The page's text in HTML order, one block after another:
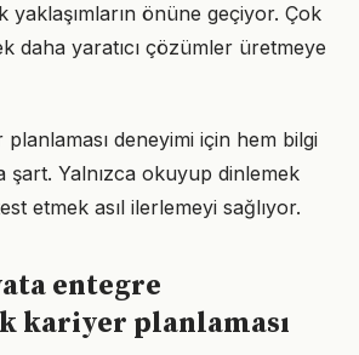
yaklaşımların önüne geçiyor. Çok
daha yaratıcı çözümler üretmeye
deneyimi için hem bilgi
şart. Yalnızca okuyup dinlemek
etmek asıl ilerlemeyi sağlıyor.
entegre
kariyer planlaması